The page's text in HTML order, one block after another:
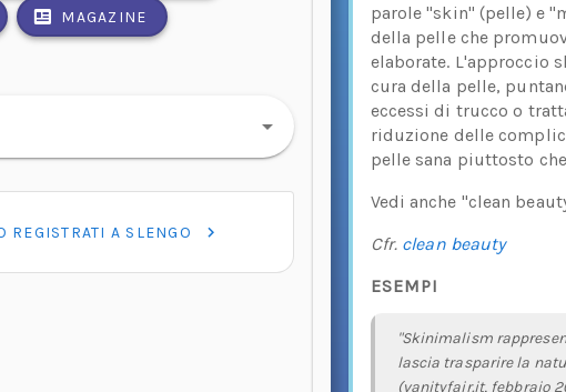
MAGAZINE
REGISTRATI A SLENGO
parole "skin" (pelle) e
della pelle che
elaborate. L'approccio
cura della pelle,
eccessi di trucco o
riduzione delle
pelle sana piuttosto
Vedi anche "clean
Cfr. clean beauty
ESEMPI
"Skinimalism
lascia trasparire la
(vanityfair.it, febbraio